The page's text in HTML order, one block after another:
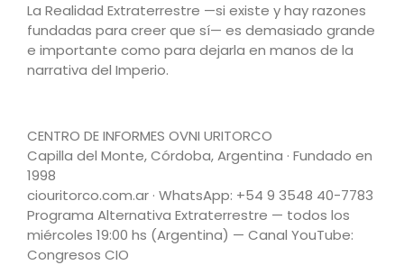
La Realidad Extraterrestre —si existe y hay razones
fundadas para creer que sí— es demasiado grande
e importante como para dejarla en manos de la
narrativa del Imperio.
CENTRO DE INFORMES OVNI URITORCO
Capilla del Monte, Córdoba, Argentina · Fundado en
1998
ciouritorco.com.ar · WhatsApp: +54 9 3548 40-7783
Programa Alternativa Extraterrestre — todos los
miércoles 19:00 hs (Argentina) — Canal YouTube:
Congresos CIO